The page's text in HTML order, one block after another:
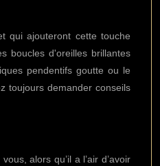
qui ajouteront cette touche
boucles d'oreilles brillantes
pendentifs goutte ou le
toujours demander conseils
alors qu’il a l’air d’avoir